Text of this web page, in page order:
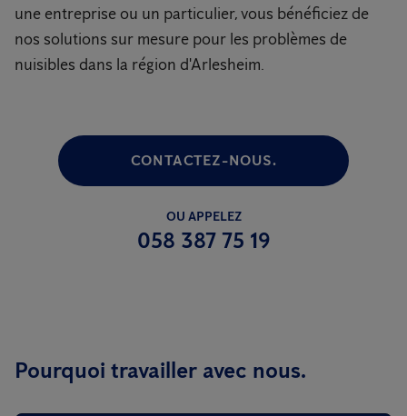
une entreprise ou un particulier, vous bénéficiez de
nos solutions sur mesure pour les problèmes de
nuisibles dans la région d'Arlesheim.
CONTACTEZ-NOUS.
OU APPELEZ
058 387 75 19
Pourquoi travailler avec nous.